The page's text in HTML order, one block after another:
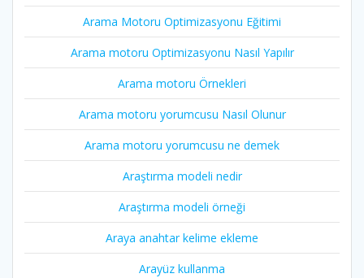
Arama Motoru Optimizasyonu Eğitimi
Arama motoru Optimizasyonu Nasıl Yapılır
Arama motoru Örnekleri
Arama motoru yorumcusu Nasıl Olunur
Arama motoru yorumcusu ne demek
Araştırma modeli nedir
Araştırma modeli örneği
Araya anahtar kelime ekleme
Arayüz kullanma